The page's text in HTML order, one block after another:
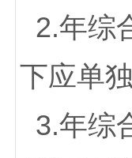
2.年综
下应单
3.年综